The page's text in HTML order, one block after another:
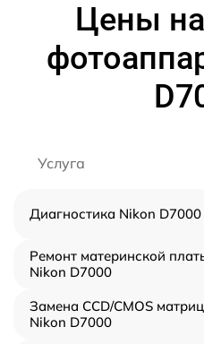
Цены
Услуга
Диагностика Nikon D7000
Ремонт материнской
Nikon D7000
Замена CCD/CMOS
Nikon D7000